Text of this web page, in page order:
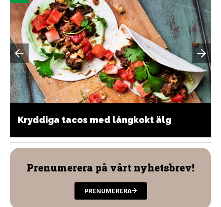
Kryddiga tacos med långkokt älg
Prenumerera på vårt nyhetsbrev!
PRENUMERERA